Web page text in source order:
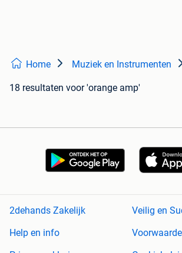
Home Muziek en Instrumenten
18 resultaten voor 'orange amp'
2dehands Zakelijk
Veilig en
Help en info